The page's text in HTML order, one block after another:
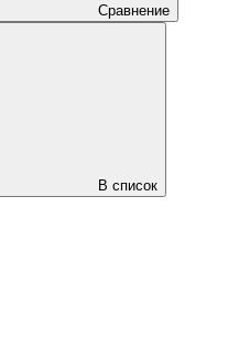
Сравнение
В список